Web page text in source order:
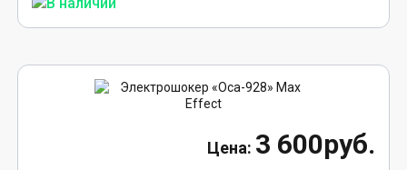
3 600руб.